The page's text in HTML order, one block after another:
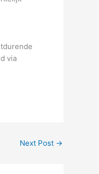
via
Next Post →